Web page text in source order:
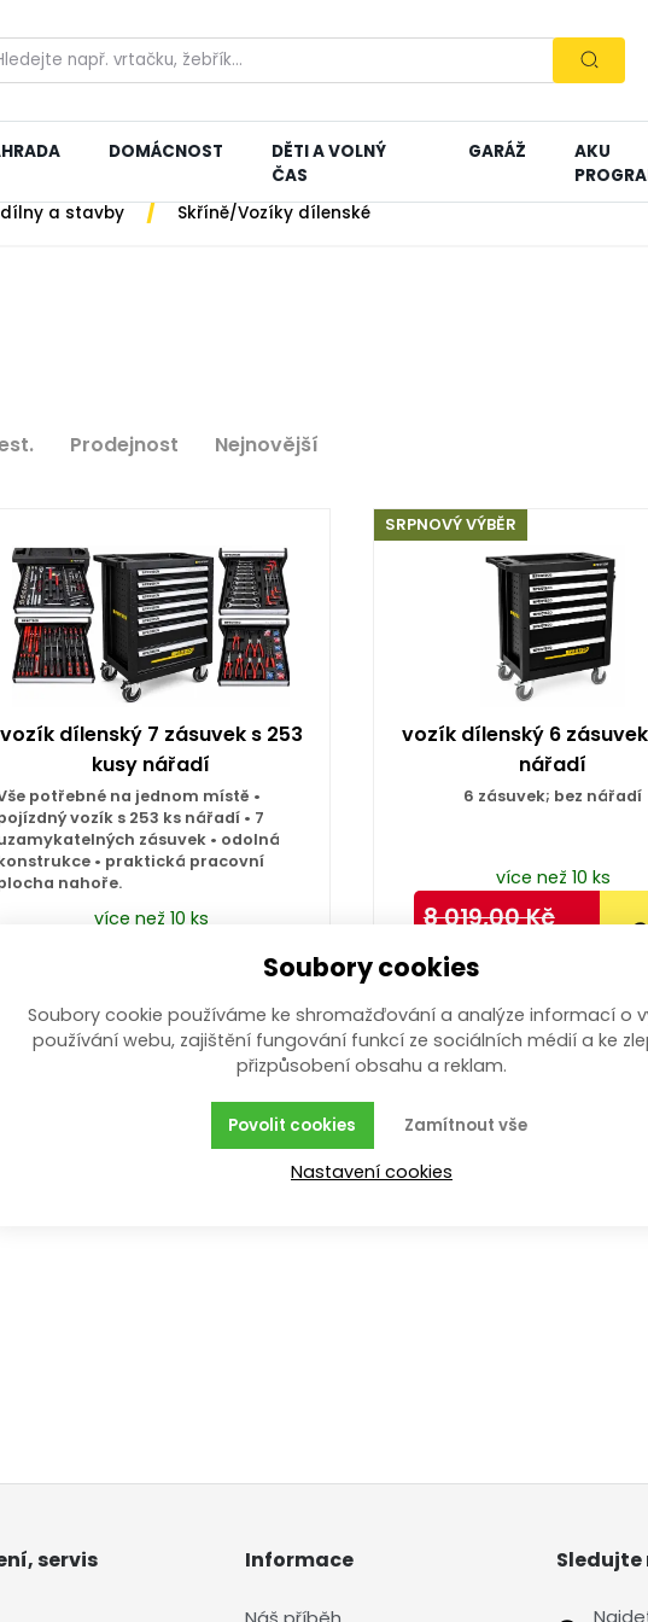
DOMÁCNOST
DĚTI A VOLNÝ
ČAS
GARÁŽ
AKU
a stavby / Skříně/Vozíky dílenské
Prodejnost Nejnovější
vozík dílenský 7 zásuvek s 253
kusy nářadí
potřebné na jednom místě •
vozík s 253 ks nářadí • 7
zásuvek • odolná
• praktická pracovní
nahoře.
více než 10 ks
s DPH
Koupit
SRPNOVÝ VÝBĚR
vozík dílenský 6
nářadí
6 zásuvek; bez nářadí
více než 10 ks
8 019,00Kč
7 499,00
-
Koupit
servis Informace Sledujte
Soubory cookies
Soubory cookie používáme ke shromažďování a analýze informací o
používání webu, zajištění fungování funkcí ze sociálních médií a ke
přizpůsobení obsahu a reklam.
Zamítnout vše
Povolit cookies
Nastavení cookies